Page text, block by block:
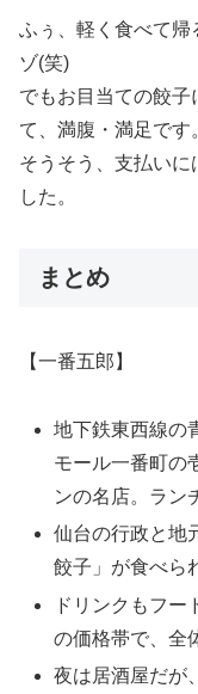
ふぅ、軽く食べて帰
ゾ(笑)
でもお目当ての餃
て、満腹・満足です
そうそう、支払いに
した。
まとめ
【一番五郎】
地下鉄東西線の
モール一番町の
ンの名店。ラン
仙台の行政と地
餃子」が食べら
ドリンクもフー
の価格帯で、全
夜は居酒屋だが